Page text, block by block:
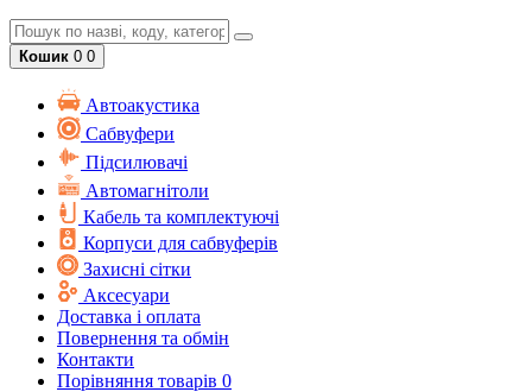
Кошик 0 0
Автоакустика
Cабвуфери
Підсилювачі
Автомагнітоли
Кабель та комплектуючі
Корпуси для сабвуферів
Захисні сітки
Аксесуари
Доставка і оплата
Повернення та обмін
Контакти
Порівняння товарів 0